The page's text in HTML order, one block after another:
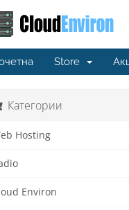
Store
Категории
Hosting
Environ